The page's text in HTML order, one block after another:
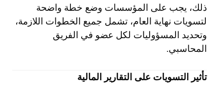
ذلك، يجب على المؤسسات وضع خطة واضحة
لتسويات نهاية العام، تشمل جميع الخطوات اللازمة،
وتحديد المسؤوليات لكل عضو في الفريق
المحاسبي.
تأثير التسويات على التقارير المالية